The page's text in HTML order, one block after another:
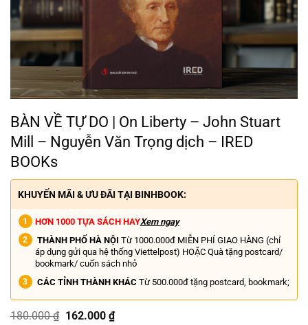
BÀN VỀ TỰ DO | On Liberty – John Stuart
Mill – Nguyễn Văn Trọng dịch – IRED
BOOKs
KHUYẾN MÃI & ƯU ĐÃI TẠI BINHBOOK:
HƠN 1000 TỰA SÁCH HAYXem ngay
THÀNH PHỐ HÀ NỘI Từ 1000.000đ MIỄN PHÍ GIAO HÀNG (chỉ
áp dụng gửi qua hệ thống Viettelpost) HOẶC Quà tặng postcard/
bookmark/ cuốn sách nhỏ
CÁC TỈNH THÀNH KHÁC Từ 500.000đ tặng postcard, bookmark;
180.000₫ Giá
162.000 ₫Giá